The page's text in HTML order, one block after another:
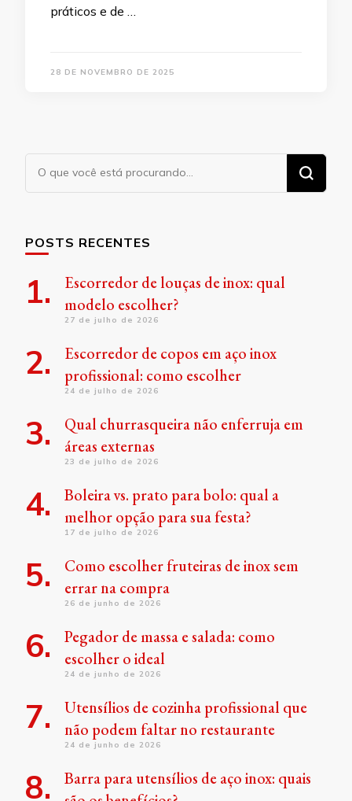
práticos e de …
28 DE NOVEMBRO DE 2025
Procurando
algo?
POSTS RECENTES
Escorredor de louças de inox: qual
modelo escolher?
27 de julho de 2026
Escorredor de copos em aço inox
profissional: como escolher
24 de julho de 2026
Qual churrasqueira não enferruja em
áreas externas
23 de julho de 2026
Boleira vs. prato para bolo: qual a
melhor opção para sua festa?
17 de julho de 2026
Como escolher fruteiras de inox sem
errar na compra
26 de junho de 2026
Pegador de massa e salada: como
escolher o ideal
24 de junho de 2026
Utensílios de cozinha profissional que
não podem faltar no restaurante
24 de junho de 2026
Barra para utensílios de aço inox: quais